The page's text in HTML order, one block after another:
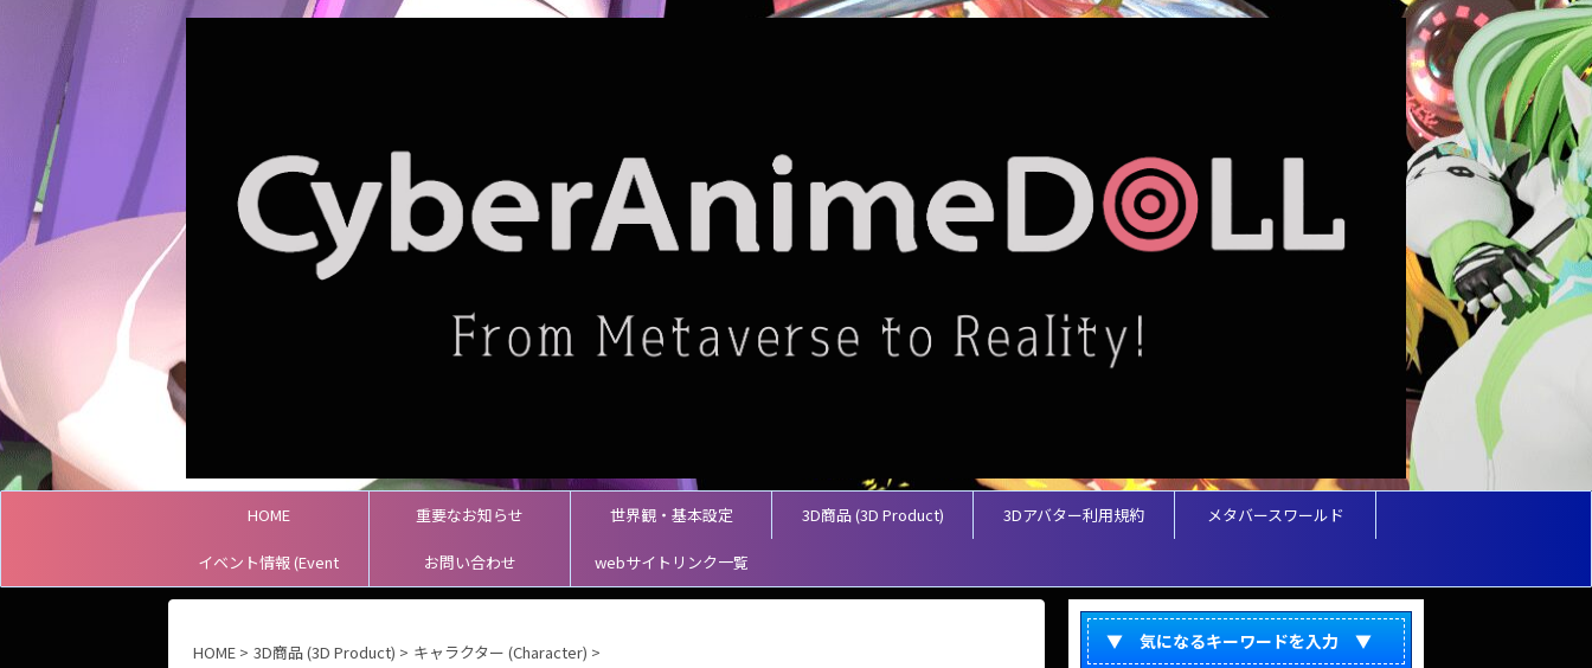
HOME 重要なお知らせ 世界観・基本設定 3D商品 (3D Product) 3Dアバター利用規約 メタバースワールド
イベント情報 (Event お問い合わせ webサイトリンク一覧
HOME > 3D商品 (3D Product) > キャラクター (Character) >
▼ 気になるキーワードを入力 ▼